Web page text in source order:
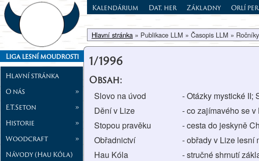
Liga lesní moudrosti
Hlavní stránka
O nás
»
E.T.Seton
»
Historie
»
Woodcraft
»
Návody (Hau Kóla)
Kalendárium Dat. her Základny Orlí
Hlavní stránka » Publikace LLM » Časopis LLM »
1/1996
Obsah:
Slovo na úvod
- Otázky mystické II;
Dění v Lize
- co zajímavého se
Stopou pravěku
- cesta do jeskyně
Obřadnictví
- obřady v Lize lesní
Hau Kóla
- stručné shrnutí